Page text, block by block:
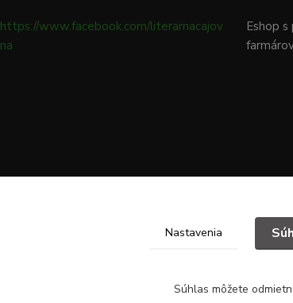
https://www.facebook.com/literarnacajov
na
Eshop
Nastavenia
Súhlas môžete